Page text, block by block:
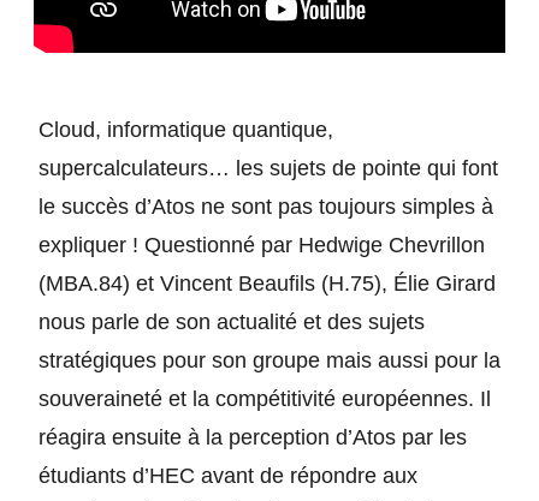
Cloud, informatique quantique,
supercalculateurs… les sujets de pointe qui font
le succès d’Atos ne sont pas toujours simples à
expliquer ! Questionné par Hedwige Chevrillon
(MBA.84) et Vincent Beaufils (H.75), Élie Girard
nous parle de son actualité et des sujets
stratégiques pour son groupe mais aussi pour la
souveraineté et la compétitivité européennes. Il
réagira ensuite à la perception d’Atos par les
étudiants d’HEC avant de répondre aux